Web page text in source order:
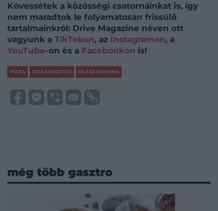
Kövessétek a közösségi csatornáinkat is, így
nem maradtok le folyamatosan frissülő
tartalmainkról: Drive Magazine néven ott
vagyunk a TikTokon, az Instagramon, a
YouTube-on és a Facebookon is!
PIZZA PIZZAKÉSZÍTÉS OLASZ KONYHA
még több gasztro